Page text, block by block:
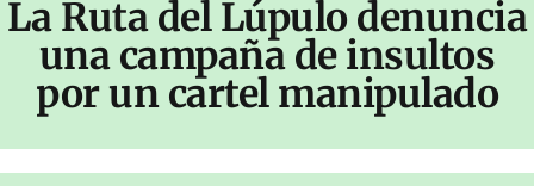
La Ruta del Lúpulo denuncia
una campaña de insultos
por un cartel manipulado